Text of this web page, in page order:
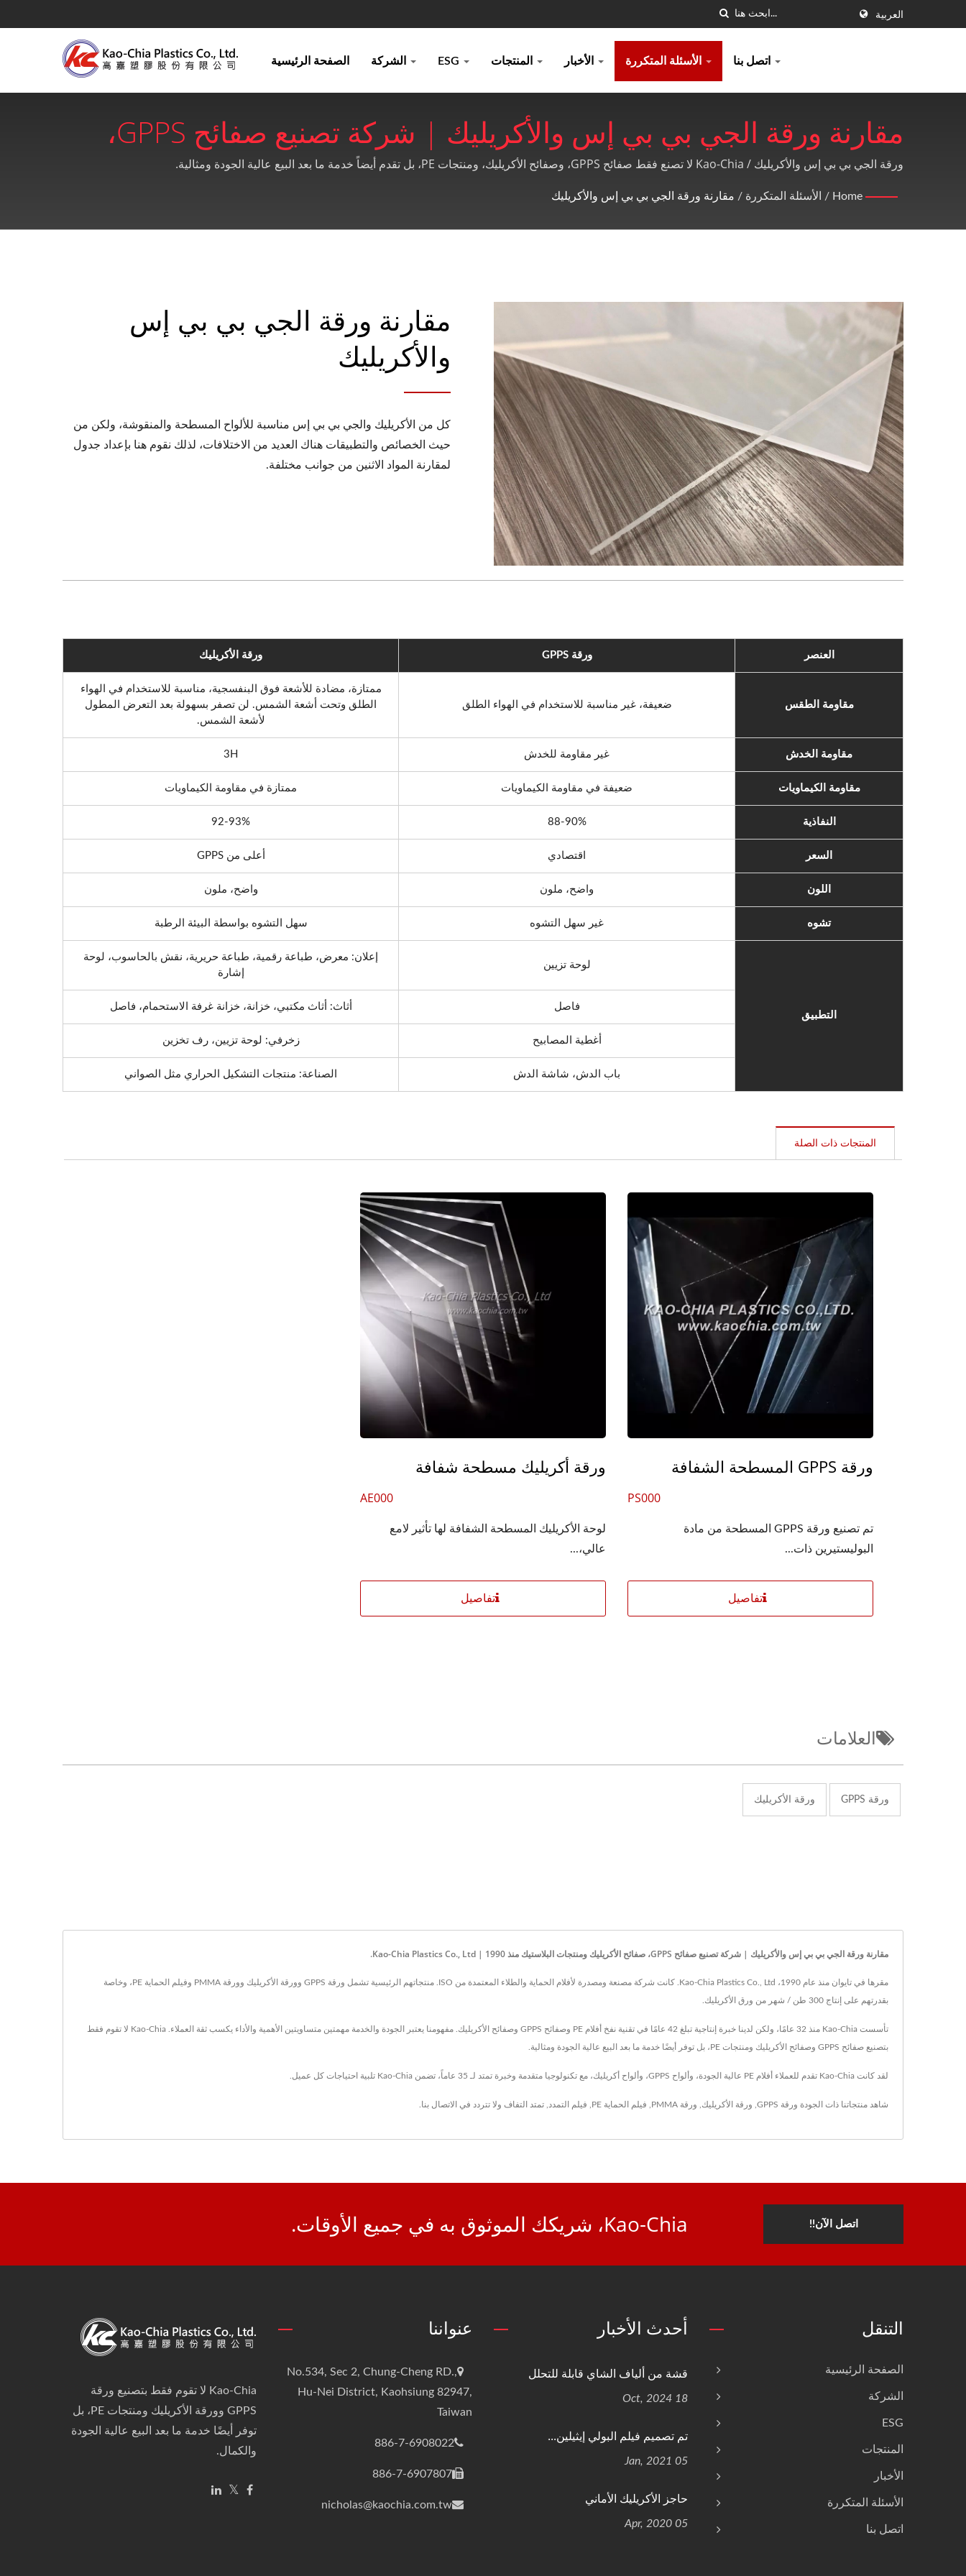
العربية
الصفحة الرئيسية ESG
مقارنة ورقة الجي بي بي إس والأكريليك | شركة تصنيع صفائح GPPS،
صفائح الأكريليك ومنتجات البلاستيك منذ 1990 | Kao-Chia Plastics Co.,
Ltd.
ورقة الجي بي بي إس والأكريليك / Kao-Chia لا تصنع فقط صفائح GPPS، وصفائح الأكريليك، ومنتجات PE، بل تقدم أيضاً خدمة ما بعد البيع عالية الجودة ومثالية.
Home
/ الأسئلة المتكررة / مقارنة ورقة الجي بي بي إس والأكريليك
مقارنة ورقة الجي بي بي إس
والأكريليك
كل من الأكريليك والجي بي بي إس مناسبة للألواح المسطحة والمنقوشة، ولكن من
حيث الخصائص والتطبيقات هناك العديد من الاختلافات، لذلك نقوم هنا بإعداد جدول
لمقارنة المواد الاثنين من جوانب مختلفة.
العنصر ورقة GPPS ورقة الأكريليك
مقاومة الطقس ضعيفة، غير مناسبة للاستخدام في الهواء الطلق
ممتازة، مضادة للأشعة فوق البنفسجية، مناسبة للاستخدام في الهواء
الطلق وتحت أشعة الشمس. لن تصفر بسهولة بعد التعرض المطول
لأشعة الشمس.
مقاومة الخدش غير مقاومة للخدش 3H
مقاومة الكيماويات ضعيفة في مقاومة الكيماويات ممتازة في مقاومة الكيماويات
النفاذية 88-90%
92-93%
السعر اقتصادي أعلى من GPPS
اللون واضح، ملون واضح، ملون
تشوه غير سهل التشوه سهل التشوه بواسطة البيئة الرطبة
التطبيق
لوحة تزيين
إعلان: معرض، طباعة رقمية، طباعة حريرية، نقش بالحاسوب، لوحة
إشارة
فاصل أثاث: أثاث مكتبي، خزانة، خزانة غرفة الاستحمام، فاصل
أغطية المصابيح زخرفي: لوحة تزيين، رف تخزين
باب الدش، شاشة الدش الصناعة: منتجات التشكيل الحراري مثل الصواني
المنتجات ذات الصلة
ورقة GPPS المسطحة الشفافة
PS000
تم تصنيع ورقة GPPS المسطحة من مادة
البوليستيرين ذات...
تفاصيل
ورقة أكريليك مسطحة شفافة
AE000
لوحة الأكريليك المسطحة الشفافة لها تأثير لامع
عالي،...
تفاصيل
العلامات
ورقة GPPS ورقة الأكريليك
مقارنة ورقة الجي بي بي إس والأكريليك | شركة تصنيع صفائح GPPS، صفائح الأكريليك ومنتجات البلاستيك منذ 1990 | Kao-Chia Plastics Co., Ltd.
مقرها في تايوان منذ عام 1990، Kao-Chia Plastics Co., Ltd. كانت شركة مصنعة ومصدرة لأفلام الحماية والطلاء المعتمدة من ISO. منتجاتهم الرئيسية تشمل ورقة GPPS وورقة الأكريليك وورقة PMMA وفيلم الحماية PE، وخاصة
بقدرتهم على إنتاج 300 طن / شهر من ورق الأكريليك.
تأسست Kao-Chia منذ 32 عامًا، ولكن لدينا خبرة إنتاجية تبلغ 42 عامًا في تقنية نفخ أفلام PE وصفائح GPPS وصفائح الأكريليك. مفهومنا يعتبر الجودة والخدمة مهمتين متساويتين الأهمية والأداء يكسب ثقة العملاء. Kao-Chia لا تقوم فقط
بتصنيع صفائح GPPS وصفائح الأكريليك ومنتجات PE، بل توفر أيضًا خدمة ما بعد البيع عالية الجودة ومثالية.
لقد كانت Kao-Chia تقدم للعملاء أفلام PE عالية الجودة، وألواح GPPS، وألواح أكريليك، مع تكنولوجيا متقدمة وخبرة تمتد لـ 35 عاماً، تضمن Kao-Chia تلبية احتياجات كل عميل.
شاهد منتجاتنا ذات الجودة ورقة GPPS , ورقة الأكريليك, ورقة PMMA , فيلم الحماية PE , فيلم التمدد, تمتد التفاف ولا تتردد في الاتصال بنا.
Kao-Chia، شريكك الموثوق به في جميع الأوقات. اتصل الآن!!
Kao-Chia لا تقوم فقط بتصنيع ورقة
GPPS وورقة الأكريليك ومنتجات PE، بل
توفر أيضًا خدمة ما بعد البيع عالية الجودة
والكمال.
عنواننا
No.534, Sec 2, Chung-Cheng RD.,
Hu-Nei District, Kaohsiung 82947,
Taiwan
886-7-6908022
886-7-6907807
nicholas@kaochia.com.tw
أحدث الأخبار
قشة من ألياف الشاي قابلة للتحلل
18 Oct, 2024
تم تصميم فيلم البولي إيثيلين...
05 Jan, 2021
حاجز الأكريليك الأماني
05 Apr, 2020
التنقل
الصفحة الرئيسية
الشركة
ESG
المنتجات
الأخبار
الأسئلة المتكررة
اتصل بنا